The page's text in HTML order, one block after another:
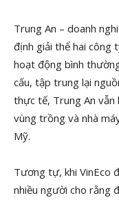
Trung An – doanh
định giải thể hai công
hoạt động bình
cấu, tập trung lại
thực tế, Trung An
vùng trồng và nhà
Mỹ.
Tương tự, khi VinEco
nhiều người cho rằng